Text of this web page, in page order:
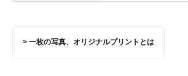
> 一枚の写真、オリジナルプリントとは